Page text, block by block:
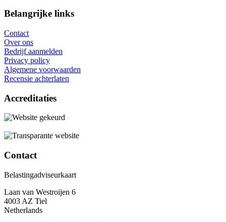
Belangrijke links
Contact
Over ons
Bedrijf aanmelden
Privacy policy
Algemene voorwaarden
Recensie achterlaten
Accreditaties
Contact
Belastingadviseurkaart
Laan van Westroijen 6
4003 AZ Tiel
Netherlands